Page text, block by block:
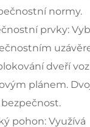
normy.
prvky:
dveří
plánem.
pohon: Využívá